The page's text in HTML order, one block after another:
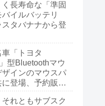
長寿命な「準固
イルバッテリ
スタバナナから登
「トヨタ
型Bluetoothマウ
ザインのマウスパ
に登場、予約販売
それともサブスク